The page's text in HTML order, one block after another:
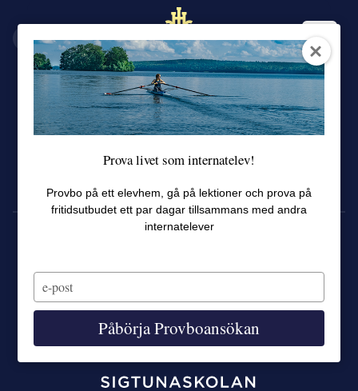
Prova livet som internatelev!
Provbo på ett elevhem, gå på lektioner och prova på
fritidsutbudet ett par dagar tillsammans med andra
internatelever
your
email
Påbörja Provboansökan